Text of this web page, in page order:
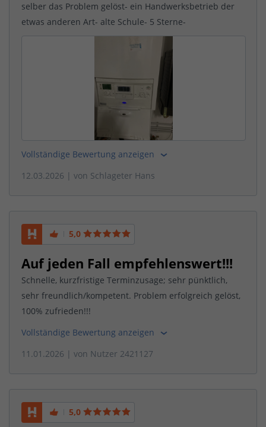
selber das Problem gelöst- ein Handwerksbetrieb der
etwas anderen Art- alte Schule- 5 Sterne-
Vollständige Bewertung anzeigen
12.03.2026 | von Schlageter Hans
5,0
Auf jeden Fall empfehlenswert!!!
Schnelle, kurzfristige Terminzusage; sehr pünktlich,
sehr freundlich/kompetent. Problem erfolgreich gelöst,
100% zufrieden!!!
Vollständige Bewertung anzeigen
11.01.2026 | von Nutzer 2421127
5,0